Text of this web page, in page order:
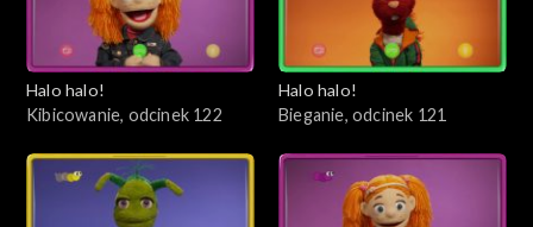
Halo halo!
Kibicowanie, odcinek 122
Halo halo!
Bieganie, odcinek 121